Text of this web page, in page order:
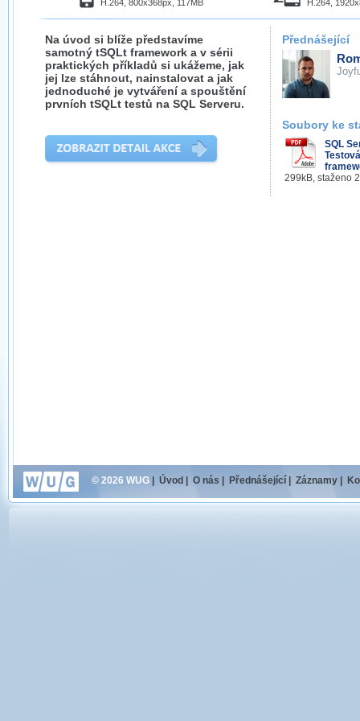
H.264, 800x368px, 117MB H.264,
Na úvod si blíže představíme
samotný tSQLt framework a v sérii
praktických příkladů si ukážeme, jak
jej lze stáhnout, nainstalovat a jak
jednoduché je vytváření a spouštění
prvních tSQLt testů na SQL Serveru.
Přednášející
Soubory ke
SQL
299kB, staženo
© 2026 WUG Úvod O nás Přednášející Záznamy